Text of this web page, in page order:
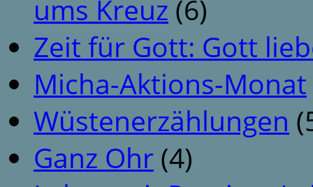
ums Kreuz (6)
Zeit für Gott: Gott
Micha-Aktions-Monat
Wüstenerzählungen
Ganz Ohr (4)